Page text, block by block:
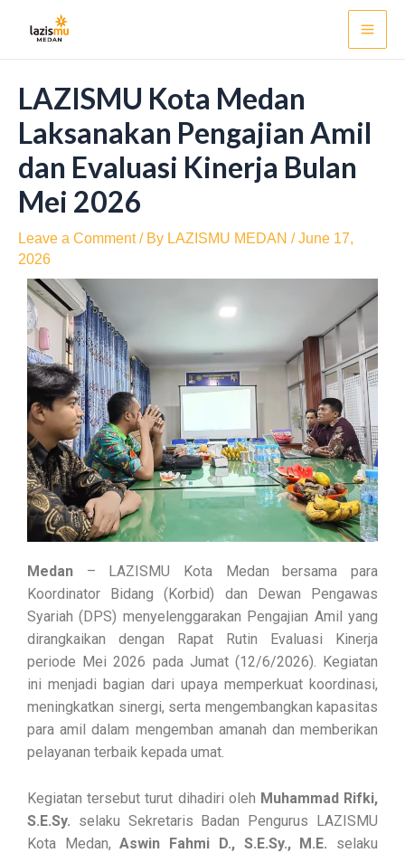
LAZISMU Kota Medan
Laksanakan Pengajian Amil
dan Evaluasi Kinerja Bulan
Mei 2026
Leave a Comment / By LAZISMU MEDAN /June 17,
2026
Medan – LAZISMU Kota Medan bersama para
Koordinator Bidang (Korbid) dan Dewan Pengawas
Syariah (DPS) menyelenggarakan Pengajian Amil yang
dirangkaikan dengan Rapat Rutin Evaluasi Kinerja
periode Mei 2026 pada Jumat (12/6/2026). Kegiatan
ini menjadi bagian dari upaya memperkuat koordinasi,
meningkatkan sinergi, serta mengembangkan kapasitas
para amil dalam mengemban amanah dan memberikan
pelayanan terbaik kepada umat.
Kegiatan tersebut turut dihadiri oleh Muhammad Rifki,
S.E.Sy. selaku Sekretaris Badan Pengurus LAZISMU
Kota Medan,Aswin Fahmi D., S.E.Sy., M.E. selaku
navigation